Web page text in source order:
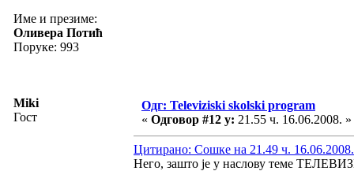
Име и презиме:
Оливера Потић
Поруке: 993
Miki
Гост
Одг: Televiziski skolski program
« Одговор #12 у: 21.55 ч. 16.06.2008. »
Цитирано: Сошке на 21.49 ч. 16.06.2008.
Него, зашто је у наслову теме